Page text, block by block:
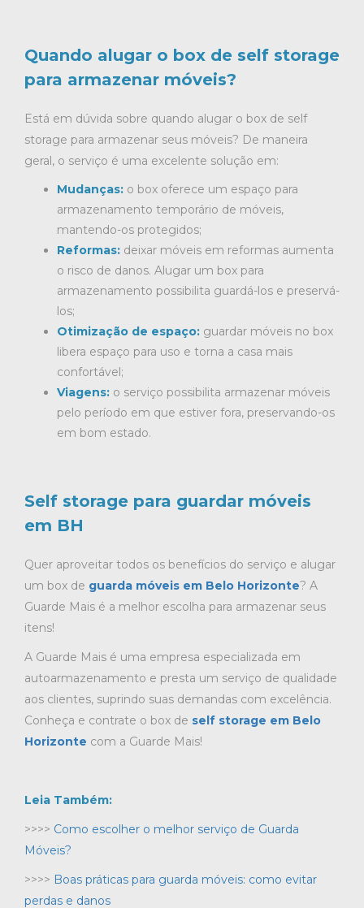
Quando alugar o box de self storage
para armazenar móveis?
Está em dúvida sobre quando alugar o box de self
storage para armazenar seus móveis? De maneira
geral, o serviço é uma excelente solução em:
Mudanças: o box oferece um espaço para
armazenamento temporário de móveis,
mantendo-os protegidos;
Reformas: deixar móveis em reformas aumenta
o risco de danos. Alugar um box para
armazenamento possibilita guardá-los e preservá-
los;
Otimização de espaço: guardar móveis no box
libera espaço para uso e torna a casa mais
confortável;
Viagens: o serviço possibilita armazenar móveis
pelo período em que estiver fora, preservando-os
em bom estado.
Self storage para guardar móveis
em BH
Quer aproveitar todos os benefícios do serviço e alugar
um box de guarda móveis em Belo Horizonte? A
Guarde Mais é a melhor escolha para armazenar seus
itens!
A Guarde Mais é uma empresa especializada em
autoarmazenamento e presta um serviço de qualidade
aos clientes, suprindo suas demandas com excelência.
Conheça e contrate o box de self storage em Belo
Horizonte com a Guarde Mais!
Leia Também:
>>>> Como escolher o melhor serviço de Guarda
Móveis?
>>>> Boas práticas para guarda móveis: como evitar
perdas e danos